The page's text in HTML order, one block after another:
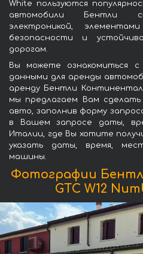
White пользуются
автомобили Бентли
электроникой,
безопасности и
дорогам.
Вы можете ознакомиться
данными для аренды
аренду Бентли
мы предлагаем Вам
авто, заполнив форму
в Вашем запросе даты,
Италии, где Вы хотите
указать даты, время,
машины.
Фотографии
GTC W12